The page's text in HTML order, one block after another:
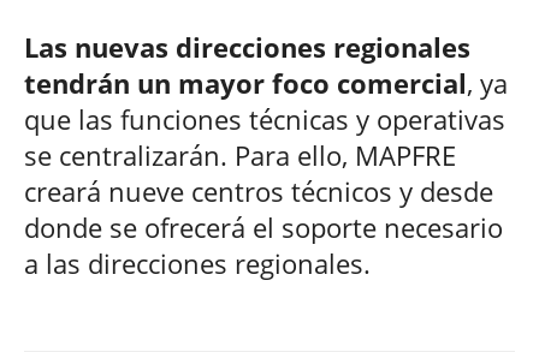
Las nuevas direcciones regionales
tendrán un mayor foco comercial, ya
que las funciones técnicas y operativas
se centralizarán. Para ello, MAPFRE
creará nueve centros técnicos y desde
donde se ofrecerá el soporte necesario
a las direcciones regionales.